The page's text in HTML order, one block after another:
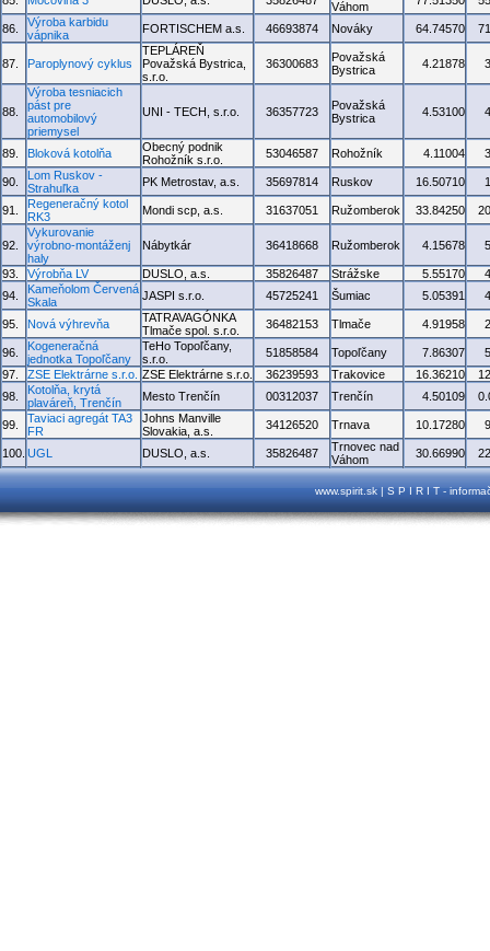
Váhom
86.
Výroba karbidu
vápnika
FORTISCHEM a.s. 46693874 Nováky 64.74570
87. Paroplynový cyklus
TEPLÁREŇ
Považská Bystrica,
s.r.o.
36300683
Považská
Bystrica
4.21878
88.
Výroba tesniacich
pást pre
automobilový
priemysel
UNI - TECH, s.r.o. 36357723
Považská
Bystrica
4.53100
89. Bloková kotolňa
Obecný podnik
Rohožník s.r.o.
53046587 Rohožník 4.11004
90.
Lom Ruskov -
Strahuľka
PK Metrostav, a.s. 35697814 Ruskov 16.50710
91.
Regeneračný kotol
RK3
Mondi scp, a.s. 31637051 Ružomberok 33.84250
92.
Vykurovanie
výrobno-montáženj
haly
Nábytkár 36418668 Ružomberok 4.15678
93. Výrobňa LV DUSLO, a.s. 35826487 Strážske 5.55170
94.
Kameňolom Červená
Skala
JASPI s.r.o. 45725241 Šumiac 5.05391
95. Nová výhrevňa
TATRAVAGÓNKA
Tlmače spol. s.r.o.
36482153 Tlmače 4.91958
96.
Kogeneračná
jednotka Topoľčany
TeHo Topoľčany,
s.r.o.
51858584 Topoľčany 7.86307
97.
ZSE Elektrárne s.r.o. ZSE Elektrárne s.r.o. 36239593 Trakovice 16.36210
98.
Kotolňa, krytá
plaváreň, Trenčín
Mesto Trenčín 00312037 Trenčín 4.50109
99.
Taviaci agregát TA3
FR
Johns Manville
Slovakia, a.s.
34126520 Trnava 10.17280
100. UGL DUSLO, a.s. 35826487
Trnovec nad
Váhom
30.66990
www.spirit.sk | S P I R I T -